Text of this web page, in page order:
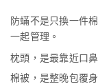
防蟎不是只換一件
一起管理。
枕頭，是最靠近口鼻
棉被，是整晚包覆